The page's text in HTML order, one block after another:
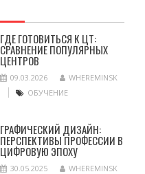
ГДЕ ГОТОВИТЬСЯ К ЦТ:
СРАВНЕНИЕ ПОПУЛЯРНЫХ
ЦЕНТРОВ
09.03.2026
WHEREMINSK
ОБУЧЕНИЕ
ГРАФИЧЕСКИЙ ДИЗАЙН:
ПЕРСПЕКТИВЫ ПРОФЕССИИ В
ЦИФРОВУЮ ЭПОХУ
30.05.2025
WHEREMINSK